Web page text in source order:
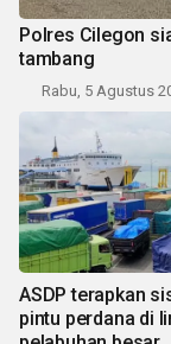
Polres Cilegon
tambang
Rabu, 5 Agustus
ASDP terapkan
pintu perdana di